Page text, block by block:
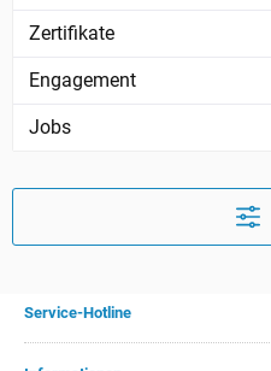
Zertifikate
Engagement
Jobs
Service-Hotline